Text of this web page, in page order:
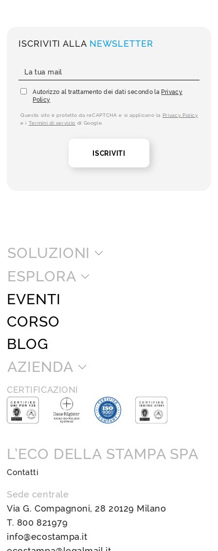
ISCRIVITI ALLA NEWSLETTER
Autorizzo al trattamento dei dati secondo la Privacy
Policy
Questo sito è protetto da reCAPTCHA e si applicano la Privacy Policy
e i Termini di servizio di Google.
ISCRIVITI
SOLUZIONI
ESPLORA
EVENTI
CORSO
BLOG
AZIENDA
CERTIFICAZIONI
L’ECO DELLA STAMPA SPA
Contatti
Sede centrale
Via G. Compagnoni, 28 20129 Milano
T. 800 821979
info@ecostampa.it